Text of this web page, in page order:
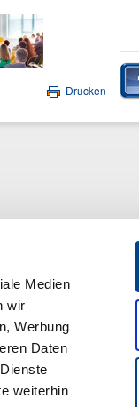
Medien
wir
Werbung
Daten
weiterhin
Drucken